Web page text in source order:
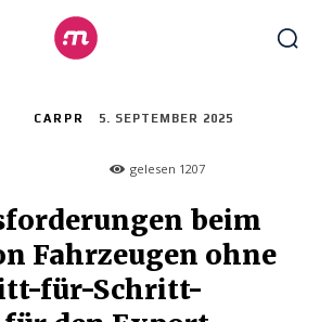
CARPR 5. SEPTEMBER 2025
gelesen 1207
beim
Fahrzeugen ohne
für-Schritt-